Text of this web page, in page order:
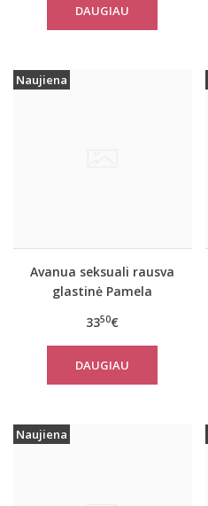
DAUGIAU
Naujiena
Avanua seksuali rausva
glastinė Pamela
3350€
DAUGIAU
Naujiena